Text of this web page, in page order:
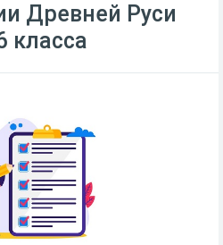
Древней Руси
класса